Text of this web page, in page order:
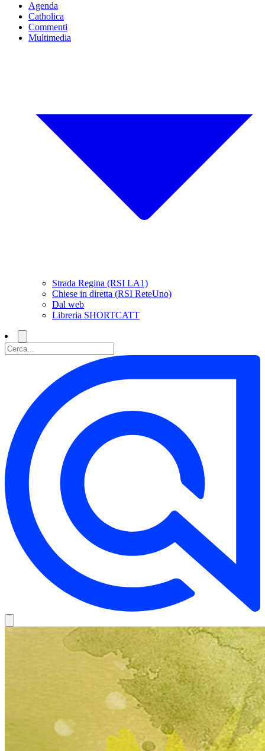
Agenda
Catholica
Commenti
Multimedia
Strada Regina (RSI LA1)
Chiese in diretta (RSI ReteUno)
Dal web
Libreria SHORTCATT